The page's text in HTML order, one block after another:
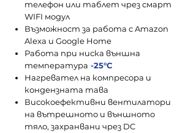
телефон или таблет чрез смарт
WIFI модул
Възможност за работа с Amazon
Alexa и Google Home
Работа при ниска външна
температура -25°С
Нагревател на компресора и
кондензната тава
Високоефективни вентилатори
на вътрешното и външното
тяло, захранвани чрез DC